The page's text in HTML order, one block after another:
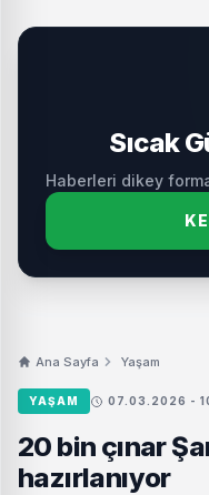
Sıcak
Haberleri dikey
Ana Sayfa Yaşam
YAŞAM 07.03.2026 -
20 bin çınar
hazırlanıyor